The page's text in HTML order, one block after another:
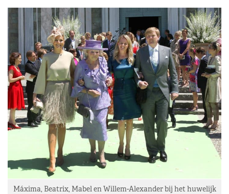
Máxima, Beatrix, Mabel en Willem-Alexander bij het huwelijk